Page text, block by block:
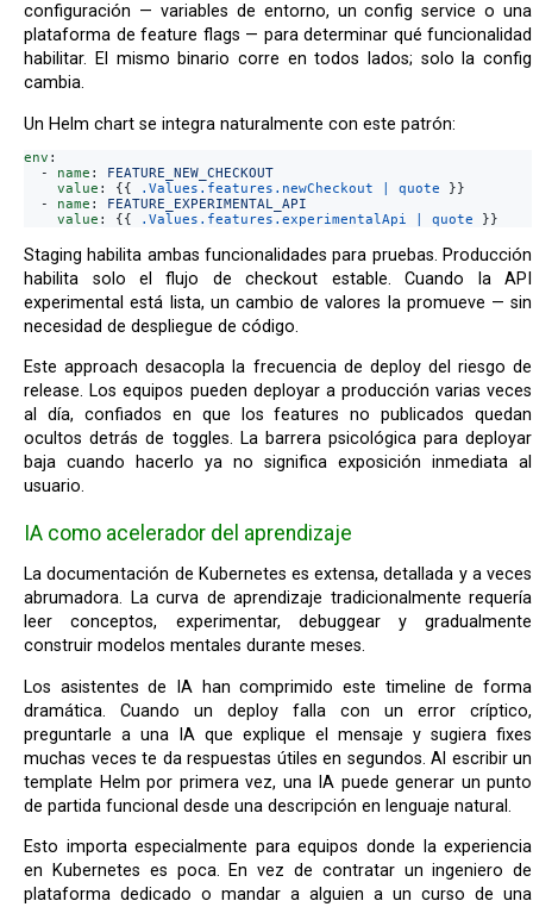
configuración — variables de entorno, un config service o una
plataforma de feature flags — para determinar qué funcionalidad
habilitar. El mismo binario corre en todos lados; solo la config
cambia.
Un Helm chart se integra naturalmente con este patrón:
env :
-
name :
FEATURE_NEW_CHECKOUT
value : {{ .Values.features.newCheckout | quote
}}
-
name :
FEATURE_EXPERIMENTAL_API
value : {{ .Values.features.experimentalApi | quote }}
Staging habilita ambas funcionalidades para pruebas. Producción
habilita solo el flujo de checkout estable. Cuando la API
experimental está lista, un cambio de valores la promueve — sin
necesidad de despliegue de código.
Este approach desacopla la frecuencia de deploy del riesgo de
release. Los equipos pueden deployar a producción varias veces
al día, confiados en que los features no publicados quedan
ocultos detrás de toggles. La barrera psicológica para deployar
baja cuando hacerlo ya no significa exposición inmediata al
usuario.
IA como acelerador del aprendizaje
La documentación de Kubernetes es extensa, detallada y a veces
abrumadora. La curva de aprendizaje tradicionalmente requería
leer conceptos, experimentar, debuggear y gradualmente
construir modelos mentales durante meses.
Los asistentes de IA han comprimido este timeline de forma
dramática. Cuando un deploy falla con un error críptico,
preguntarle a una IA que explique el mensaje y sugiera fixes
muchas veces te da respuestas útiles en segundos. Al escribir un
template Helm por primera vez, una IA puede generar un punto
de partida funcional desde una descripción en lenguaje natural.
Esto importa especialmente para equipos donde la experiencia
en Kubernetes es poca. En vez de contratar un ingeniero de
plataforma dedicado o mandar a alguien a un curso de una